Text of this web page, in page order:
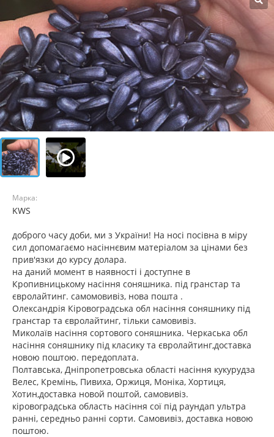
Марка:
KWS
доброго часу доби, ми з України! На носі посівна в міру
сил допомагаємо насіннєвим матеріалом за цінами без
прив'язки до курсу долара.
на даний момент в наявності і доступне в
Кропивницькому насіння соняшника. під гранстар та
євролайтинг. самомовивіз, нова пошта .
Олександрія Кіровоградська обл насіння соняшнику під
гранстар та євролайтинг, тільки самовивіз.
Миколаїв насіння сортового соняшника. Черкаська обл
насіння соняшнику під класику та євролайтинг,доставка
новою поштою. передоплата.
Полтавська, Дніпропетровська області насіння кукурудза
Велес, Кремінь, Пивиха, Оржиця, Моніка, Хортиця,
Хотин,доставка новой поштой, самовивіз.
кіровоградська область насіння сої під раундап ультра
ранні, середньо ранні сорти. Самовивіз, доставка новою
поштою.